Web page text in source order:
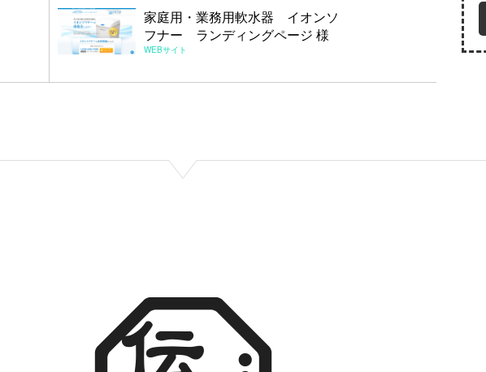
家庭用・業務用軟水器 イオンソ
フナー ランディングページ 様
WEBサイト